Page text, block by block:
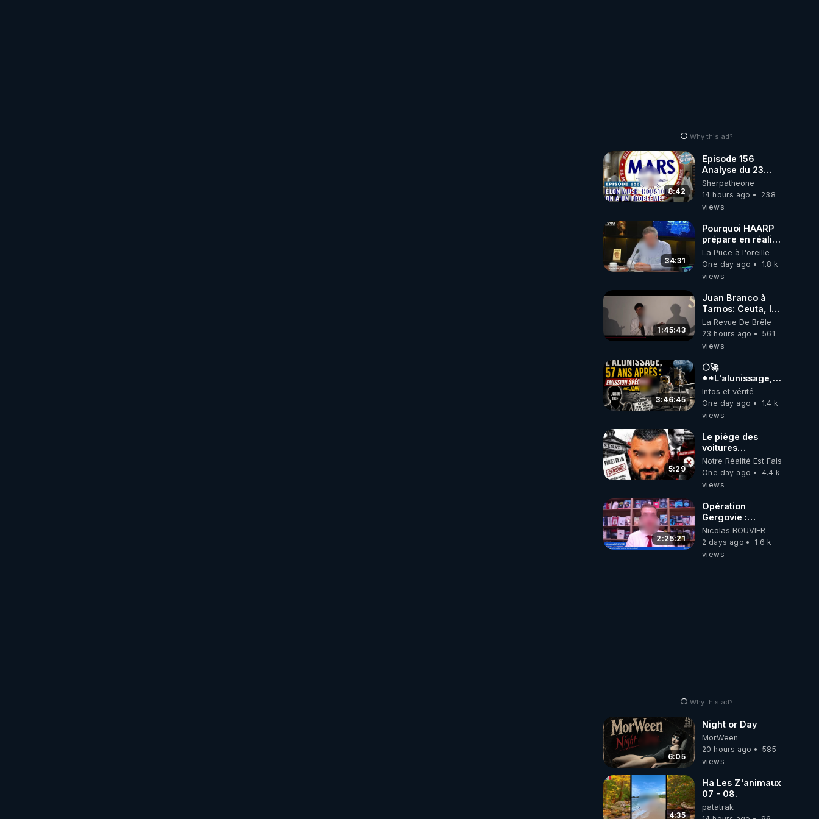
Why this ad?
8:42
Episode 156
Analyse du 23
février 2025 Elon
Musk : Houston ,
on a un problème
Sherpatheone
14 hours ago
238
views
34:31
Pourquoi HAARP
prépare en réalité
un CHAOS
climatique, on
répond
La Puce à l'oreille
One day ago
1.8 k
views
1:45:43
Juan Branco à
Tarnos: Ceuta, le
narcotrafic et le
pouvoir en France
La Revue De Brêle
23 hours ago
561
views
3:46:45
🌕🚀
**L'alunissage,
57 ans après :
Émission spéciale
avec John Doe
Infos et vérité
One day ago
1.4 k
views
5:29
Le piège des
voitures
électriques se
referme sur les
usagers !
Notre Réalité Est Falsifiée Et
One day ago
4.4 k
views
2:25:21
Opération
Gergovie :
‪@38resistancegauloise‬
‪@MarionSigautOfficiel‬
‪@gladysriifard5710‬
Nicolas BOUVIER
2 days ago
1.6 k
views
Why this ad?
6:05
Night or Day
MorWeen
20 hours ago
585
views
4:35
Ha Les Z'animaux
07 - 08.
patatrak